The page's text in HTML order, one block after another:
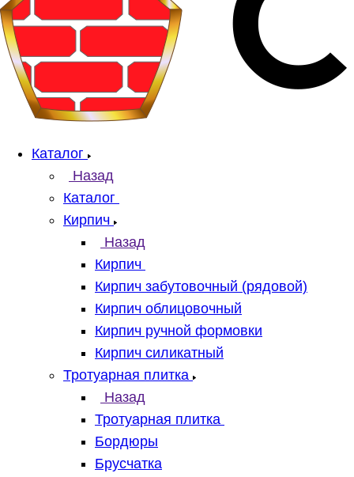
Каталог
Назад
Каталог
Кирпич
Назад
Кирпич
Кирпич забутовочный (рядовой)
Кирпич облицовочный
Кирпич ручной формовки
Кирпич силикатный
Тротуарная плитка
Назад
Тротуарная плитка
Бордюры
Брусчатка